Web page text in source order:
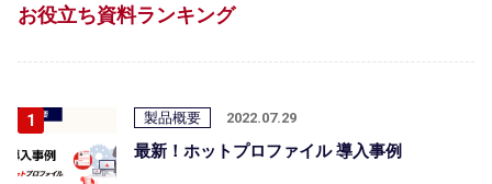
お役立ち資料ランキング
製品概要 2022.07.29
最新！ホットプロファイル 導入事例